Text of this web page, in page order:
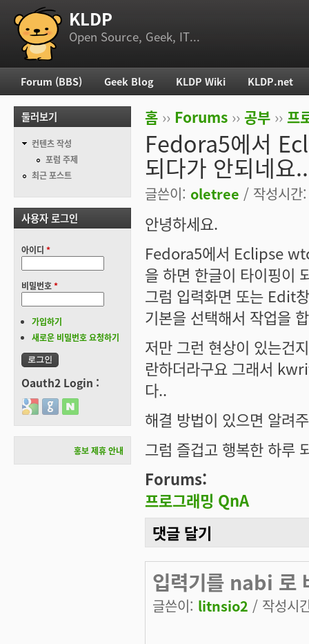
부 메뉴 KLDP
Open Source, Geek, IT...
현재 위치
홈 ›› Forums ›› 공부 ›› 프
Fedora5에서
되다가 안되네요
글쓴이: oletree / 작성시
안녕하세요.
Fedora5에서 Eclipse
을 하면 한글이 타이핑이
그럼 입력화면 또는 Edit
기본을 선택해서 작업을
저만 그런 현상이 있는건
란하더라구요 그래서
다..
해결 방법이 있으면 알려
그럼 즐겁고 행복한 하루
Forums:
프로그래밍 QnA
댓글 달기
입력기를 nabi 로
글쓴이: litnsio2 / 작성시
주 메뉴
Forum (BBS) Geek Blog KLDP Wiki KLDP.net
둘러보기
컨텐츠 작성
포럼 주제
최근 포스트
사용자 로그인
아이디 *
비밀번호*
가입하기
새로운 비밀번호 요청하기
Oauth2 Login :
Login with Google
Login with GitHub
Login with Naver
홍보 제휴 안내